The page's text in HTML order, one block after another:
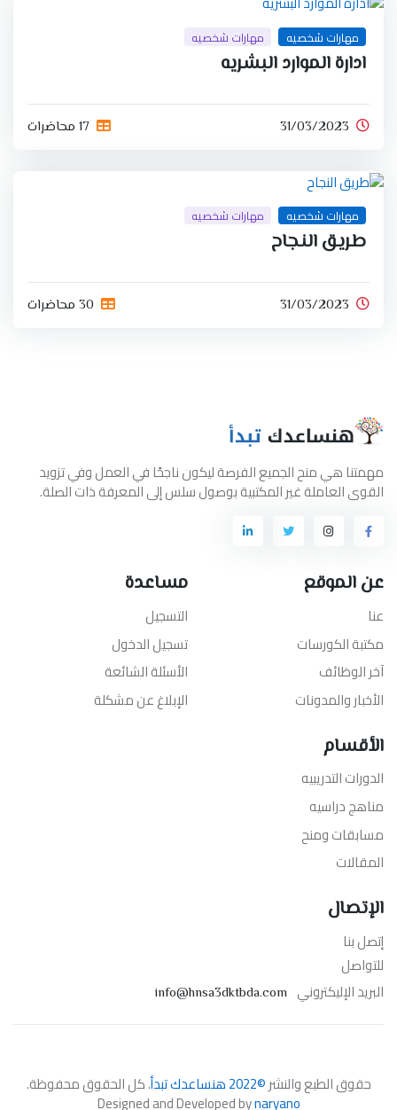
مهارات شخصيه مهارات شخصيه
ادارة الموارد البشريه
31/03/2023 17 محاضرات
مهارات شخصيه مهارات شخصيه
طريق النجاح
31/03/2023 30 محاضرات
مهمتنا هي منح الجميع الفرصة ليكون ناجحًا في العمل وفي تزويد
القوى العاملة غير المكتبية بوصول سلس إلى المعرفة ذات الصلة.
عن الموقع
عنا
مكتبة الكورسات
آخر الوظائف
الأخبار والمدونات
مساعدة
التسجيل
تسجيل الدخول
الأسئلة الشائعة
الإبلاغ عن مشكلة
الأقسام
الدورات التدريبيه
مناهج دراسيه
مسابقات ومنح
المقالات
الإتصال
إتصل بنا
للتواصل
البريد الإليكتروني info@hnsa3dktbda.com
حقوق الطبع والنشر©2022 هنساعدك تبدأ . كل الحقوق محفوظة.
Designed and Developed bynaryano